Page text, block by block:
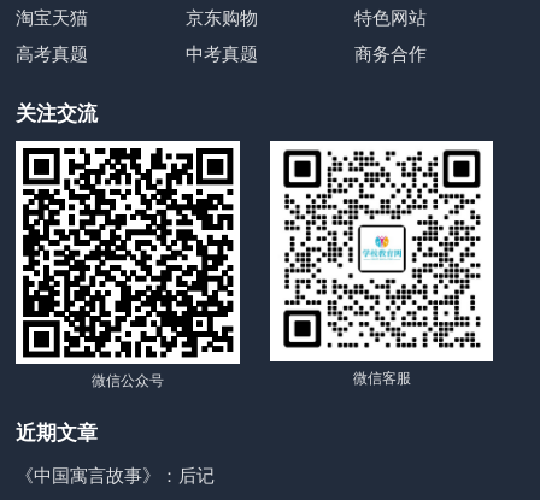
淘宝天猫
京东购物
特色网站
高考真题
中考真题 商务合作
关注交流
微信公众号 微信客服
近期文章
《中国寓言故事》：后记